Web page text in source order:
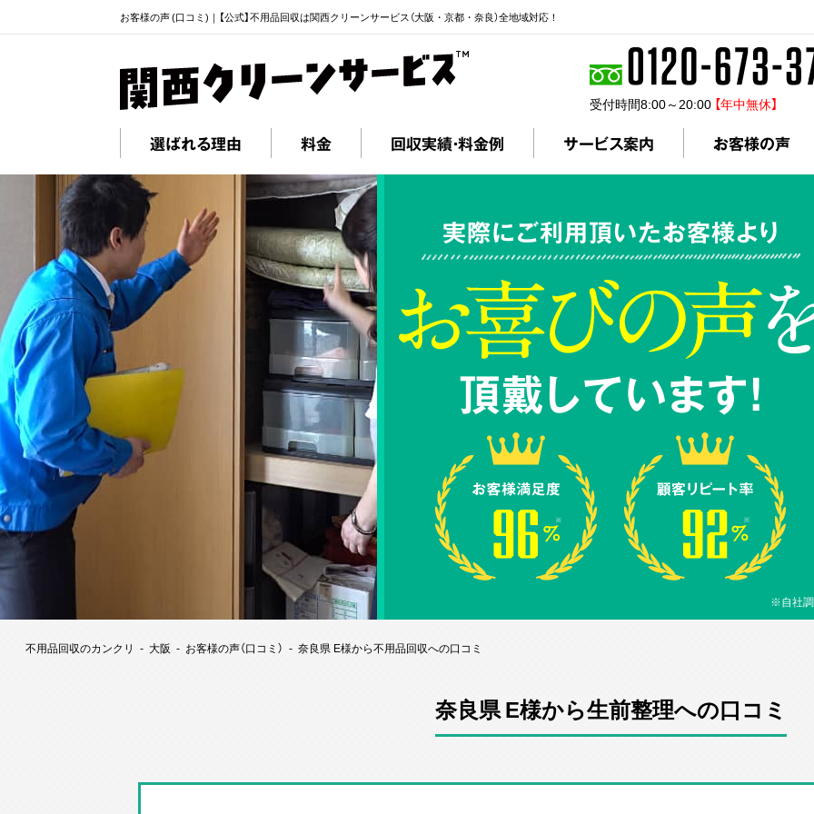
お客様の声 (口コミ)｜【公式】不用品回収は関西クリーンサービス（大阪・京都・奈良）全地域対応！
受付時間8:00～20:00 【年中無休】
選ばれる理由 料金 回収実績・料金例 サービス案内 お客様の声
実際にご利用頂いたお客様より
頂戴しています!
※自社
不用品回収のカンクリ 大阪 お客様の声（口コミ） 奈良県 E様から不用品回収への口コミ
奈良県 E様から生前整理への口コミ